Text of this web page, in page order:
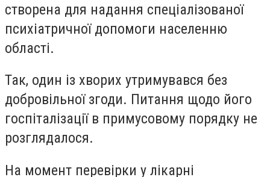
створена для надання спеціалізованої
психіатричної допомоги населенню
області.
Так, один із хворих утримувався без
добровільної згоди. Питання щодо його
госпіталізації в примусовому порядку не
розглядалося.
На момент перевірки у лікарні